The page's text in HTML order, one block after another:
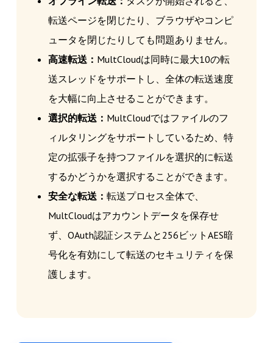
転送ページを閉じたり、ブラウザやコンピ
ュータを閉じたりしても問題ありません。
高速転送： MultCloudは同時に最大10の転
送スレッドをサポートし、全体の転送速度
を大幅に向上させることができます。
選択的転送： MultCloudではファイルのフ
ィルタリングをサポートしているため、特
定の拡張子を持つファイルを選択的に転送
するかどうかを選択することができます。
安全な転送： 転送プロセス全体で、
MultCloudはアカウントデータを保存せ
ず、OAuth認証システムと256ビットAES暗
号化を有効にして転送のセキュリティを保
護します。